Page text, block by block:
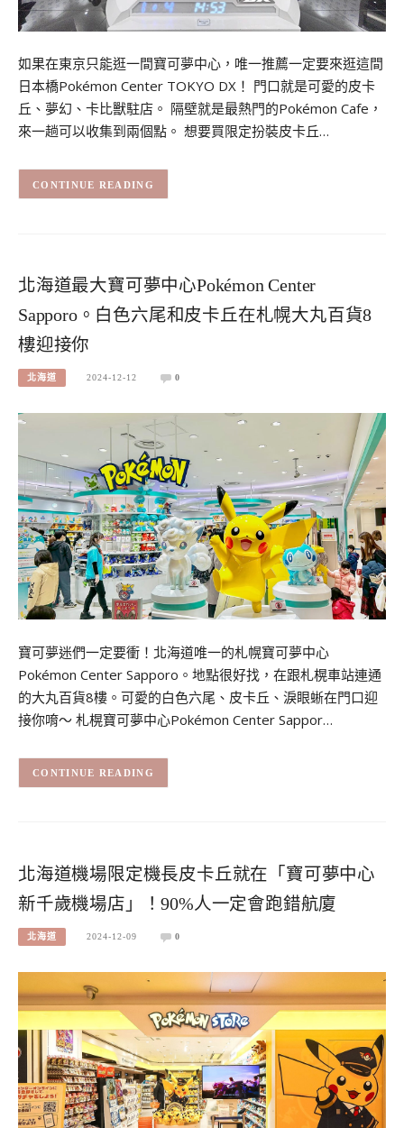
如果在東京只能逛一間寶可夢中心，唯一推薦一定要來逛這間
日本橋Pokémon Center TOKYO DX！ 門口就是可愛的皮卡
丘、夢幻、卡比獸駐店。 隔壁就是最熱門的Pokémon Cafe，
來一趟可以收集到兩個點。 想要買限定扮裝皮卡丘…
CONTINUE READING
北海道最大寶可夢中心Pokémon Center
Sapporo。白色六尾和皮卡丘在札幌大丸百貨8
樓迎接你
北海道 2024-12-12 0
寶可夢迷們一定要衝！北海道唯一的札幌寶可夢中心
Pokémon Center Sapporo。地點很好找，在跟札榥車站連通
的大丸百貨8樓。可愛的白色六尾、皮卡丘、淚眼蜥在門口迎
接你唷～ 札榥寶可夢中心Pokémon Center Sappor…
CONTINUE READING
北海道機場限定機長皮卡丘就在「寶可夢中心
新千歲機場店」！90%人一定會跑錯航廈
北海道 2024-12-09 0